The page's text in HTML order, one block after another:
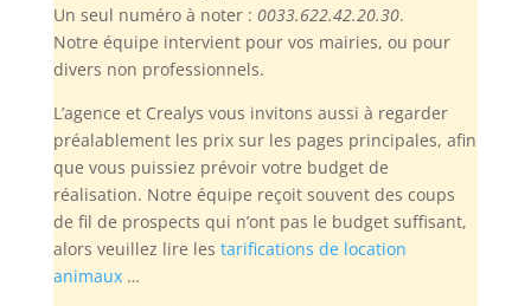
Un seul numéro à noter : 0033.622.42.20.30.
Notre équipe intervient pour vos mairies, ou pour
divers non professionnels.
L’agence et Crealys vous invitons aussi à regarder
préalablement les prix sur les pages principales, afin
que vous puissiez prévoir votre budget de
réalisation. Notre équipe reçoit souvent des coups
de fil de prospects qui n’ont pas le budget suffisant,
alors veuillez lire les tarifications de location
animaux…